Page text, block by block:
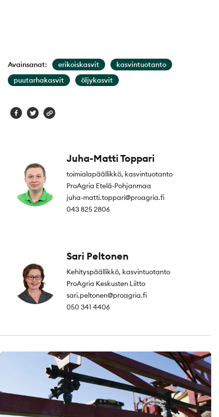
Avainsanat: erikoiskasvit
kasvintuotanto
puutarhakasvit
öljykasvit
Juha-Matti Toppari
toimialapäällikkö, kasvintuotanto
ProAgria Etelä-Pohjanmaa
juha-matti.toppari@proagria.fi
043 825 2806
Sari Peltonen
Kehityspäällikkö, kasvintuotanto
ProAgria Keskusten Liitto
sari.peltonen@proagria.fi
050 341 4406